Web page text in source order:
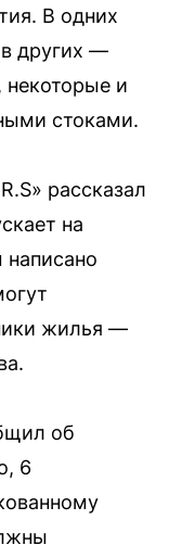
В одних
в других —
некоторые и
стоками.
рассказал
на
написано
жилья —
об
6